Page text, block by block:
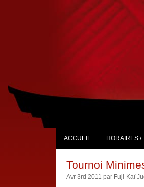
ACCUEIL HORAIRES /
Tournoi
Avr 3rd 2011 par Fuji-Kaï